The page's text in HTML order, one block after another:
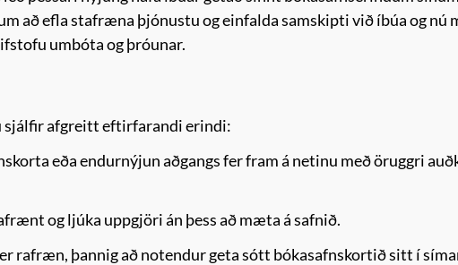
að efla stafræna þjónustu og einfalda samskipti við íbúa og
umbóta og þróunar.
sjálfir afgreitt eftirfarandi erindi:
eða endurnýjun aðgangs fer fram á netinu með öruggri
og ljúka uppgjöri án þess að mæta á safnið.
rafræn, þannig að notendur geta sótt bókasafnskortið sitt í